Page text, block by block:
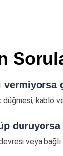
kablo
duruyorsa
veya